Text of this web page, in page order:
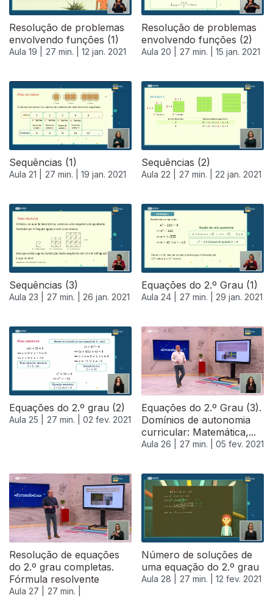
Resolução de problemas
envolvendo funções (1)
Aula 19 | 27 min. | 12 jan. 2021
Resolução de problemas
envolvendo funções (2)
Aula 20 | 27 min. | 15 jan. 2021
Sequências (1)
Aula 21 | 27 min. | 19 jan. 2021
Sequências (2)
Aula 22 | 27 min. | 22 jan. 2021
Sequências (3)
Aula 23 | 27 min. | 26 jan. 2021
Equações do 2.º Grau (1)
Aula 24 | 27 min. | 29 jan. 2021
520918
Equações do 2.º grau (2)
Aula 25 | 27 min. | 02 fev. 2021
Equações do 2.º Grau (3).
Domínios de autonomia
curricular: Matemática,...
Aula 26 | 27 min. | 05 fev. 2021
Resolução de equações
do 2.º grau completas.
Fórmula resolvente
Aula 27 |
27 min. |
Número de soluções de
uma equação do 2.º grau
Aula 28 | 27 min. | 12 fev. 2021